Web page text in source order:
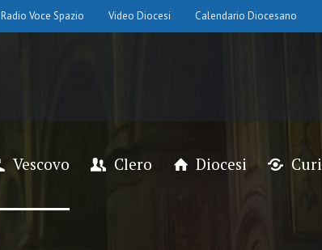
Radio Voce Spazio Video Diocesi Calendario Diocesano
Vescovo Clero Diocesi